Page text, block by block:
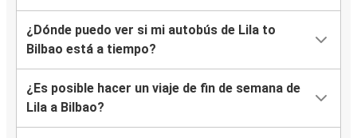
¿Dónde puedo ver si mi autobús de Lila to
Bilbao está a tiempo?
¿Es posible hacer un viaje de fin de semana de
Lila a Bilbao?